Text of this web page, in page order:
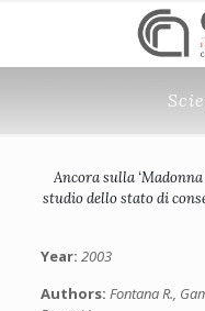
Ancora sulla
studio dello stato di
Year: 2003
Authors: Fontana R.,